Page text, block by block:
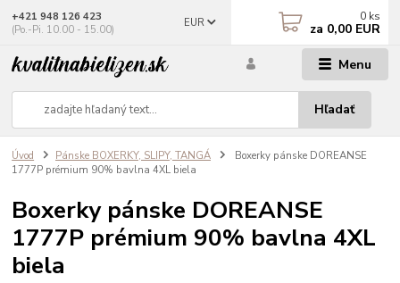
Menu
EUR
Hľadať
+421 948 126 423
(Po.-Pi. 10.00 - 15.00)
0 ks
za 0,00 EUR
Úvod Pánske BOXERKY, SLIPY, TANGÁ
Boxerky pánske DOREANSE
1777P prémium 90% bavlna 4XL biela
Boxerky pánske DOREANSE
1777P prémium 90% bavlna 4XL
biela